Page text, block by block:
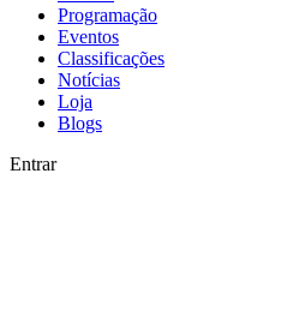
Programação
Eventos
Classificações
Notícias
Loja
Blogs
Entrar